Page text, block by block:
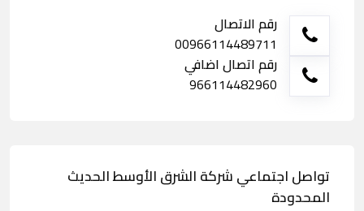
رقم الاتصال
00966114489711
رقم اتصال اضافي
966114482960
تواصل اجتماعي شركة الشرق الأوسط الحديث
المحدودة